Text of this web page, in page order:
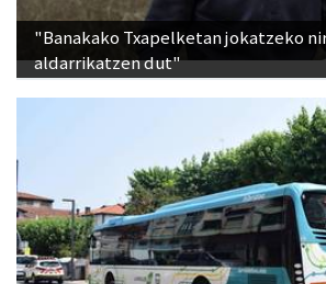
"Banakako Txapelketan jokatzeko
aldarrikatzen dut"